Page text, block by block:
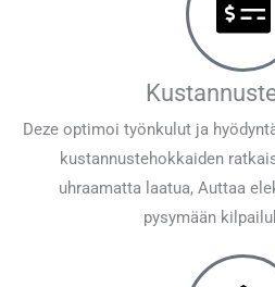
Deze optimoi työnkulut ja
kustannustehokkaiden
uhraamatta laatua, Auttaa
pysymään